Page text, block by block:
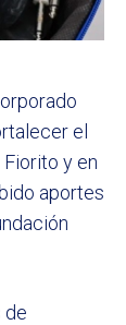
el
Fiorito y en
aportes
de